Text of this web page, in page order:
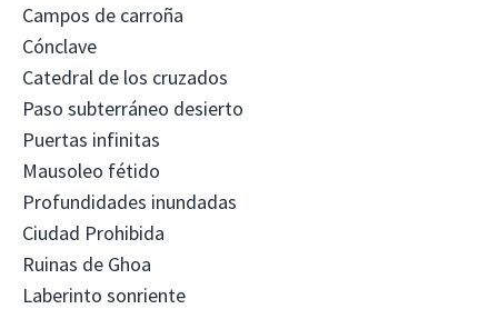
Campos de carroña
Cónclave
Catedral de los cruzados
Paso subterráneo desierto
Puertas infinitas
Mausoleo fétido
Profundidades inundadas
Ciudad Prohibida
Ruinas de Ghoa
Laberinto sonriente